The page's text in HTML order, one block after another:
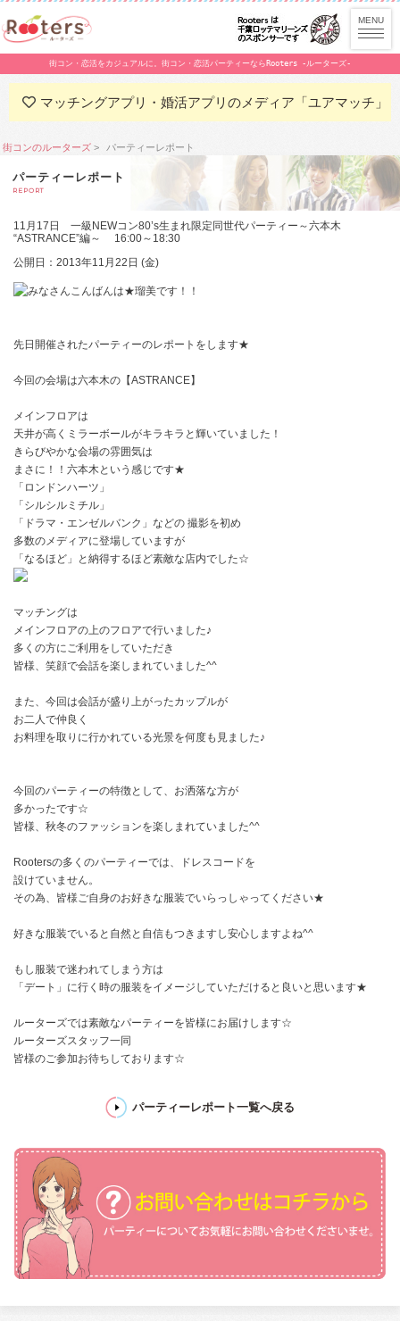
街コン・恋活をカジュアルに。街コン・恋活パーティーならRooters -ルーターズ-
マッチングアプリ・婚活アプリのメディア「ユアマッチ」
街コンのルーターズ パーティーレポート
パーティーレポート
REPORT
11月17日 一級NEWコン80’s生まれ限定同世代パーティー～六本木
“ASTRANCE”編～ 16:00～18:30
公開日：2013年11月22日 (金)
みなさんこんばんは★瑠美です！！
先日開催されたパーティーのレポートをします★
今回の会場は六本木の【ASTRANCE】
メインフロアは
天井が高くミラーボールがキラキラと輝いていました！
きらびやかな会場の雰囲気は
まさに！！六本木という感じです★
「ロンドンハーツ」
「シルシルミチル」
「ドラマ・エンゼルバンク」などの 撮影を初め
多数のメディアに登場していますが
「なるほど」と納得するほど素敵な店内でした☆
マッチングは
メインフロアの上のフロアで行いました♪
多くの方にご利用をしていただき
皆様、笑顔で会話を楽しまれていました^^
また、今回は会話が盛り上がったカップルが
お二人で仲良く
お料理を取りに行かれている光景を何度も見ました♪
今回のパーティーの特徴として、お洒落な方が
多かったです☆
皆様、秋冬のファッションを楽しまれていました^^
Rootersの多くのパーティーでは、ドレスコードを
設けていません。
その為、皆様ご自身のお好きな服装でいらっしゃってください★
好きな服装でいると自然と自信もつきますし安心しますよね^^
もし服装で迷われてしまう方は
「デート」に行く時の服装をイメージしていただけると良いと思います★
ルーターズでは素敵なパーティーを皆様にお届けします☆
ルーターズスタッフ一同
皆様のご参加お待ちしております☆
パーティーレポート一覧へ戻る